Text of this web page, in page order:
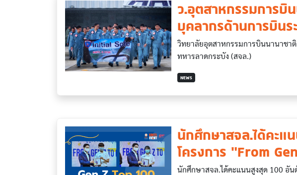
ว.อุตสาหกรรมการ
บุคลากรด้านการบินร
วิทยาลัยอุตสาหกรรมการบินนานาชา
ทหารลาดกระบัง (สจล.)
NEWS
นักศึกษาสจล.ได้คะแ
โครงการ "From
นักศึกษาสจล.ได้คะแนนสูงสุด 100 อัน